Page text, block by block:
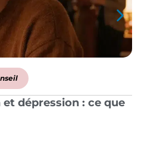
dépression : ce que